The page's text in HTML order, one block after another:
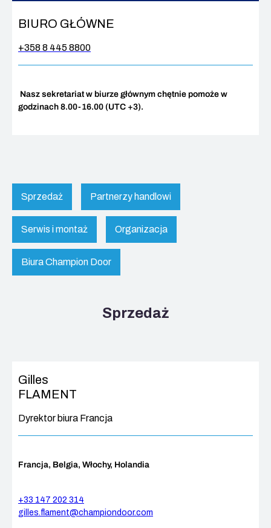
BIURO GŁÓWNE
+358 8 445 8800
Nasz sekretariat w biurze głównym chętnie pomoże w
godzinach 8.00-16.00 (UTC +3).
Sprzedaż Partnerzy handlowi
Serwis i montaż Organizacja
Biura Champion Door
Sprzedaż
Gilles
FLAMENT
Dyrektor biura Francja
Francja, Belgia, Włochy, Holandia
+33 147 202 314
gilles.flament@championdoor.com